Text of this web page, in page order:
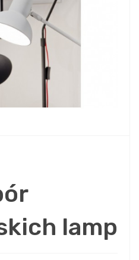
lamp